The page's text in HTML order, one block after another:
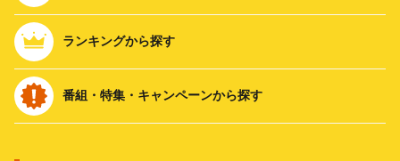
ランキングから探す
番組・特集・キャンペーンから探す